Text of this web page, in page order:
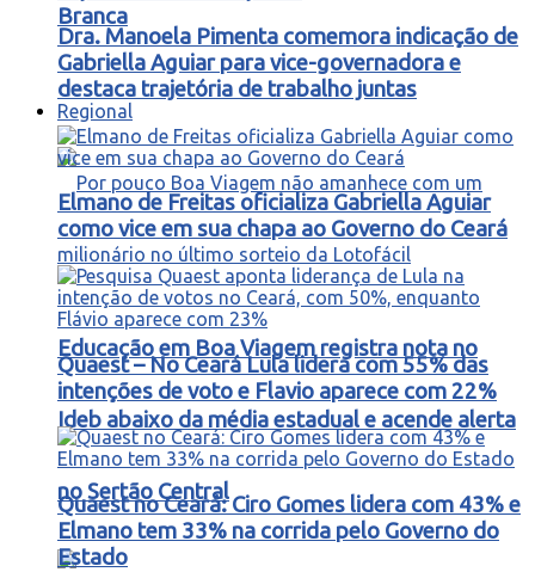
Branca
Regional
Educação em Boa Viagem registra nota no
Ideb abaixo da média estadual e acende alerta
no Sertão Central
Dra. Manoela Pimenta comemora indicação de
Gabriella Aguiar para vice-governadora e
destaca trajetória de trabalho juntas
Elmano de Freitas oficializa Gabriella Aguiar
como vice em sua chapa ao Governo do Ceará
Quaest – No Ceará Lula lidera com 55% das
intenções de voto e Flavio aparece com 22%
Quaest no Ceará: Ciro Gomes lidera com 43% e
Elmano tem 33% na corrida pelo Governo do
Estado